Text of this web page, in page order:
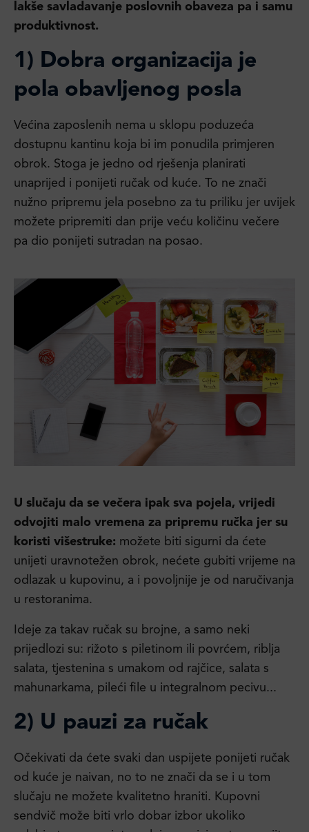
lakše savladavanje poslovnih obaveza pa i samu
produktivnost.
1) Dobra organizacija je
pola obavljenog posla
Većina zaposlenih nema u sklopu poduzeća
dostupnu kantinu koja bi im ponudila primjeren
obrok. Stoga je jedno od rješenja planirati
unaprijed i ponijeti ručak od kuće. To ne znači
nužno pripremu jela posebno za tu priliku jer uvijek
možete pripremiti dan prije veću količinu večere
pa dio ponijeti sutradan na posao.
U slučaju da se večera ipak sva pojela, vrijedi
odvojiti malo vremena za pripremu ručka jer su
koristi višestruke: možete biti sigurni da ćete
unijeti uravnotežen obrok, nećete gubiti vrijeme na
odlazak u kupovinu, a i povoljnije je od naručivanja
u restoranima.
Ideje za takav ručak su brojne, a samo neki
prijedlozi su: rižoto s piletinom ili povrćem, riblja
salata, tjestenina s umakom od rajčice, salata s
mahunarkama, pileći file u integralnom pecivu...
2) U pauzi za ručak
Očekivati da ćete svaki dan uspijete ponijeti ručak
od kuće je naivan, no to ne znači da se i u tom
slučaju ne možete kvalitetno hraniti. Kupovni
sendvič može biti vrlo dobar izbor ukoliko